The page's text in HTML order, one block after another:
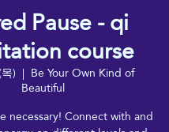
Pause - qi
course
)
  |
Be Your Own Kind of
Beautiful
necessary! Connect with and